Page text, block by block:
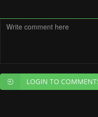
LOGIN TO